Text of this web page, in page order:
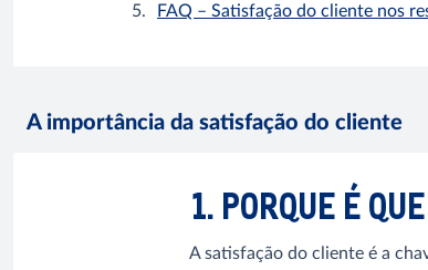
FAQ – Satisfação do cliente nos
A importância da satisfação do cliente
1. PORQUE É
A satisfação do cliente é a